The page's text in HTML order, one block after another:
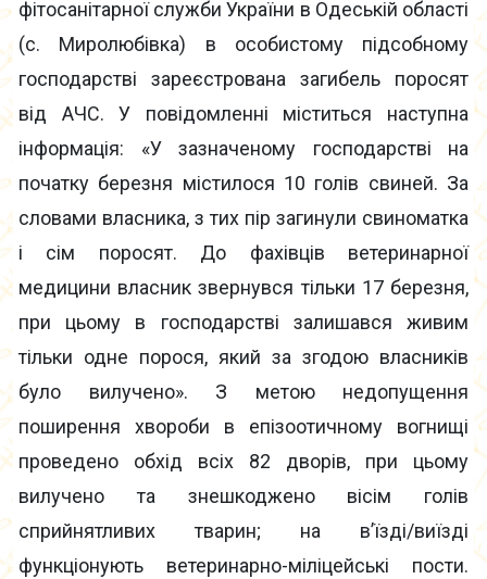
фітосанітарної служби України в Одеській області
(с. Миролюбівка) в особистому підсобному
господарстві зареєстрована загибель поросят
від АЧС. У повідомленні міститься наступна
інформація: «У зазначеному господарстві на
початку березня містилося 10 голів свиней. За
словами власника, з тих пір загинули свиноматка
і сім поросят. До фахівців ветеринарної
медицини власник звернувся тільки 17 березня,
при цьому в господарстві залишався живим
тільки одне порося, який за згодою власників
було вилучено». З метою недопущення
поширення хвороби в епізоотичному вогнищі
проведено обхід всіх 82 дворів, при цьому
вилучено та знешкоджено вісім голів
сприйнятливих тварин; на в’їзді/виїзді
функціонують ветеринарно-міліцейські пости.